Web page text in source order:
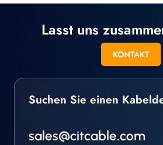
Lasst uns
KONTAKT
Suchen Sie einen
sales@citcable.com